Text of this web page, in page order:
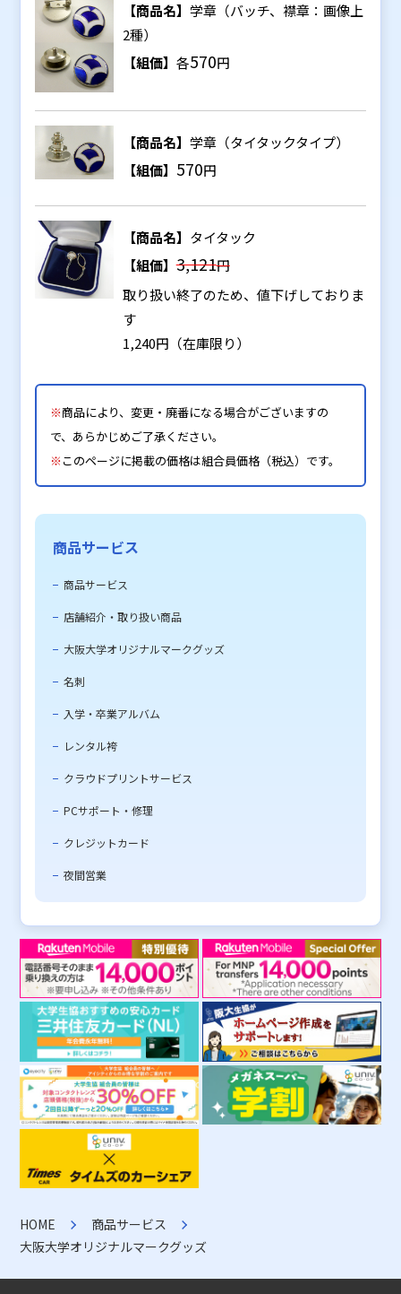
【商品名】 学章（バッチ、襟章：画像上
2種）
【組価】 各570円
【商品名】 学章（タイタックタイプ）
【組価】 570円
【商品名】 タイタック
【組価】3,121円
取り扱い終了のため、値下げしておりま
す
1,240円（在庫限り）
※商品により、変更・廃番になる場合がございますの
で、あらかじめご了承ください。
※ このページに掲載の価格は組合員価格（税込）です。
商品サービス
商品サービス
店舗紹介・取り扱い商品
大阪大学オリジナルマークグッズ
名刺
入学・卒業アルバム
レンタル袴
クラウドプリントサービス
PCサポート・修理
クレジットカード
夜間営業
HOME
商品サービス
大阪大学オリジナルマークグッズ